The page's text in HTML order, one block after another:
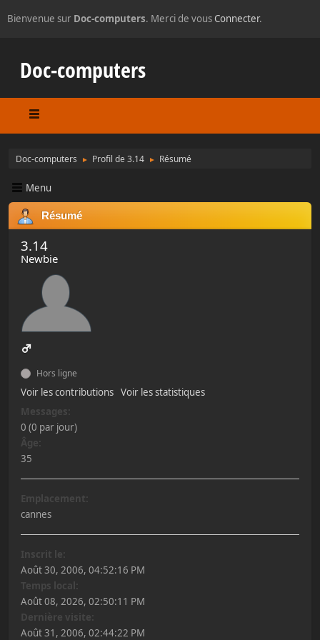
Bienvenue sur Doc-computers. Merci de vousConnecter.
Doc-computers
Doc-computers ► Profil de 3.14 ► Résumé
Menu
Résumé
3.14
Newbie
Hors ligne
Voir les contributions Voir les statistiques
Messages:
0 (0 par jour)
Âge:
35
Emplacement:
cannes
Inscrit le:
Août 30, 2006, 04:52:16 PM
Temps local:
Août 08, 2026, 02:50:11 PM
Dernière visite:
Août 31, 2006, 02:44:22 PM